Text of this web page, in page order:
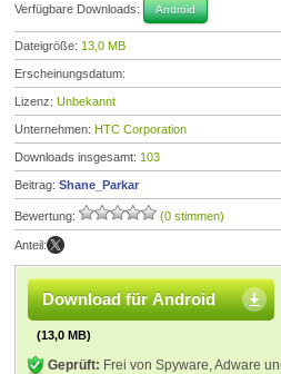
Verfügbare Downloads: Android
Dateigröße: 13,0 MB
Erscheinungsdatum:
Lizenz: Unbekannt
Unternehmen: HTC Corporation
Downloads insgesamt: 103
Beitrag: Shane_Parkar
Bewertung: (0 stimmen)
Anteil:
Download für Android
(13,0 MB)
Geprüft: Frei von Spyware, Adware